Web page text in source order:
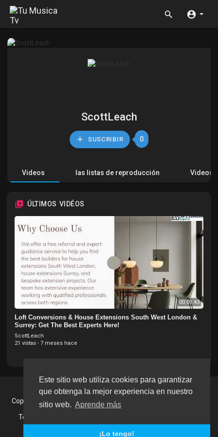
Este sitio web utiliza cookies para garantizar
que obtenga la mejor experiencia en nuestro
sitio web. Aprende más
¡Lo tengo!
ScottLeach
SUSCRIBIR 0
Videos las listas de reproducción Videos
ÚLTIMOS VIDÉOS
00:01:43
Loft Conversions & House Extensions South West London &
Surrey: Get The Best Experts Here!
ScottLeach
21 vistas · 7 meses hace
Copyright © 2026 Tu Musica Tv. Todos los derechos reservados.
Términos de Uso
Contáctenos
Idioma